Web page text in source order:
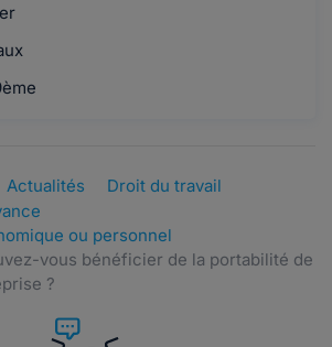
cas est assez
CELDU27.
le 20-06-2019
un licenciement économique le
Lire plus
Actualités
Droit du travail
ou personnel
vous bénéficier de la portabilité de
?